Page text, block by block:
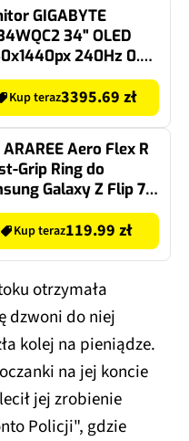
GIGABYTE
34" OLED
240Hz 0.03
Curved
Kup teraz3395.69 zł
Aero Flex R
Grip Ring do
Galaxy Z Flip 7
Kup teraz119.99 zł
otrzymała
dzwoni do niej
kolej na pieniądze.
na jej koncie
jej zrobienie
Policji", gdzie